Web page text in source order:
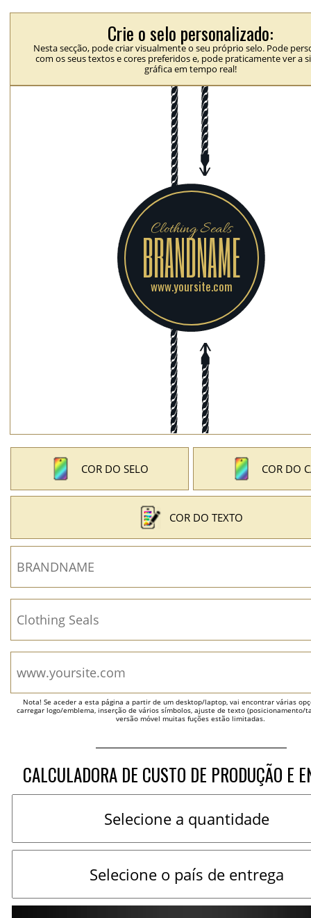
Crie o selo personalizado:
Nesta secção, pode criar visualmente o seu próprio selo. Pode
com os seus textos e cores preferidos e, pode praticamente ver a
gráfica em tempo real!
COR DO SELO COR DO
COR DO TEXTO
Nota! Se aceder a esta página a partir de um desktop/laptop, vai encontrar várias
carregar logo/emblema, inserção de vários símbolos, ajuste de texto (posicionamento/
versão móvel muitas fuções estão limitadas.
CALCULADORA DE CUSTO DE PRODUÇÃO E